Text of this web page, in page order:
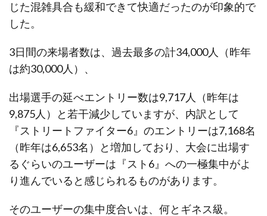
じた混雑具合も緩和できて快適だったのが印象的で
した。
3日間の来場者数は、過去最多の計34,000人（昨年
は約30,000人）、
出場選手の延べエントリー数は9,717人（昨年は
9,875人）と若干減少していますが、内訳として
『ストリートファイター6』のエントリーは7,168名
（昨年は6,653名）と増加しており、大会に出場す
るぐらいのユーザーは『スト6』への一極集中がよ
り進んでいると感じられるものがあります。
そのユーザーの集中度合いは、何とギネス級。